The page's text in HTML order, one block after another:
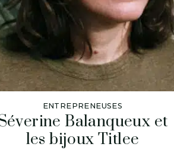
ENTREPRENEUSES
Balanqueux et
les bijoux Titlee